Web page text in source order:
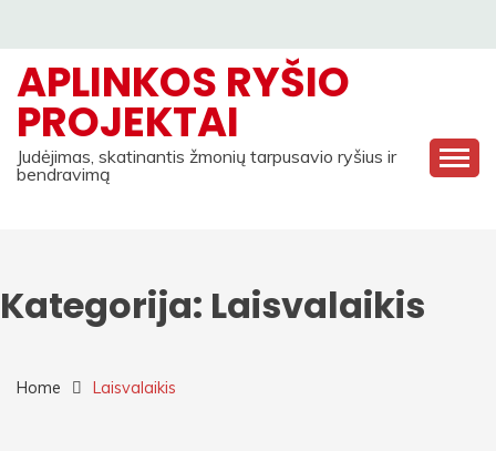
content
APLINKOS RYŠIO
PROJEKTAI
Judėjimas, skatinantis žmonių tarpusavio ryšius ir
bendravimą
Kategorija: Laisvalaikis
Home Laisvalaikis